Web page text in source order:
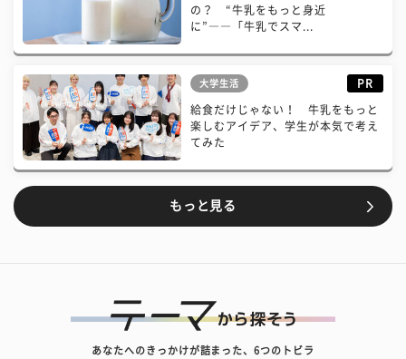
の？ “牛乳をもっと身近
に”――「牛乳でスマ...
大学生活 PR
給食だけじゃない！ 牛乳をもっと
楽しむアイデア、学生が本気で考え
てみた
もっと見る
あなたへのきっかけが詰まった、6つのトビラ